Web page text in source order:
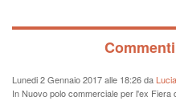
Lunedi 2 Gennaio 2017 alle 18:26 da
In Nuovo polo commerciale per l'ex Fiera